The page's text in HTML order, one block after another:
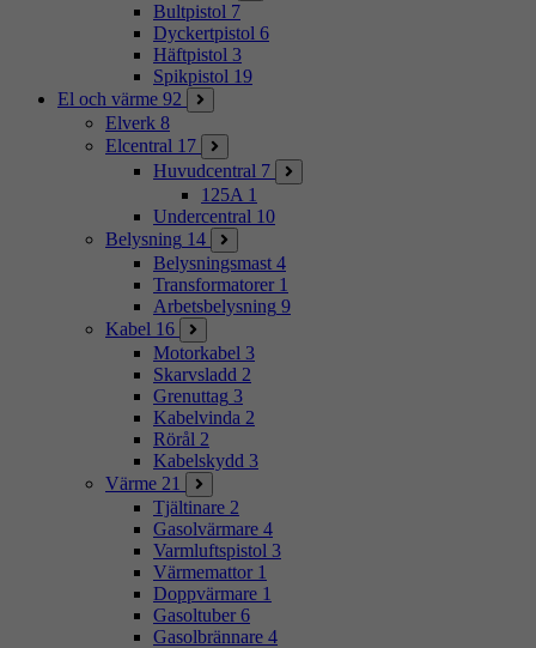
Bultpistol 7
Dyckertpistol 6
Häftpistol 3
Spikpistol 19
El och värme 92
Elverk 8
Elcentral 17
Huvudcentral 7
125A 1
Undercentral 10
Belysning 14
Belysningsmast 4
Transformatorer 1
Arbetsbelysning 9
Kabel 16
Motorkabel 3
Skarvsladd 2
Grenuttag 3
Kabelvinda 2
Rörål 2
Kabelskydd 3
Värme 21
Tjältinare 2
Gasolvärmare 4
Varmluftspistol 3
Värmemattor 1
Doppvärmare 1
Gasoltuber 6
Gasolbrännare 4